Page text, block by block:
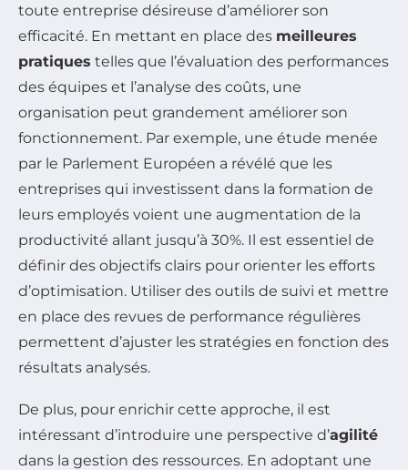
toute entreprise désireuse d’améliorer son
efficacité. En mettant en place des meilleures
pratiques telles que l’évaluation des performances
des équipes et l’analyse des coûts, une
organisation peut grandement améliorer son
fonctionnement. Par exemple, une étude menée
par le Parlement Européen a révélé que les
entreprises qui investissent dans la formation de
leurs employés voient une augmentation de la
productivité allant jusqu’à 30%. Il est essentiel de
définir des objectifs clairs pour orienter les efforts
d’optimisation. Utiliser des outils de suivi et mettre
en place des revues de performance régulières
permettent d’ajuster les stratégies en fonction des
résultats analysés.
De plus, pour enrichir cette approche, il est
intéressant d’introduire une perspective d’agilité
dans la gestion des ressources. En adoptant une